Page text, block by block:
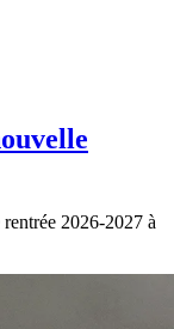
2026-2027 à